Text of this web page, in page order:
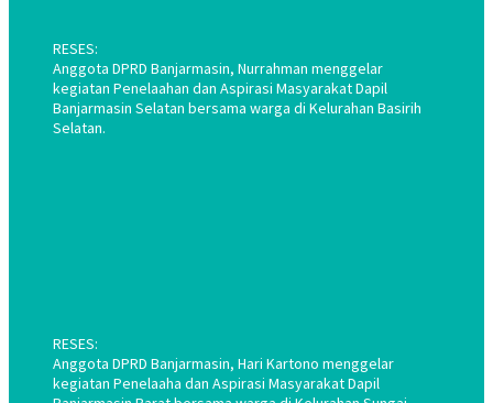
RESES:
Anggota DPRD Banjarmasin, Nurrahman menggelar
kegiatan Penelaahan dan Aspirasi Masyarakat Dapil
Banjarmasin Selatan bersama warga di Kelurahan Basirih
Selatan.
RESES:
Anggota DPRD Banjarmasin, Hari Kartono menggelar
kegiatan Penelaaha dan Aspirasi Masyarakat Dapil